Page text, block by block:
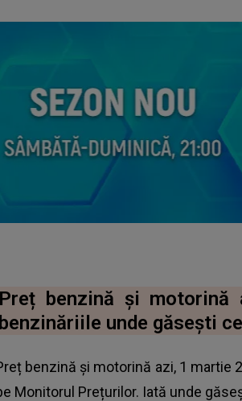
ARTICOLUL
Preț benzină și
benzinăriile unde găsești
benzină și motorină azi, 1 martie
Monitorul Prețurilor. Iată unde